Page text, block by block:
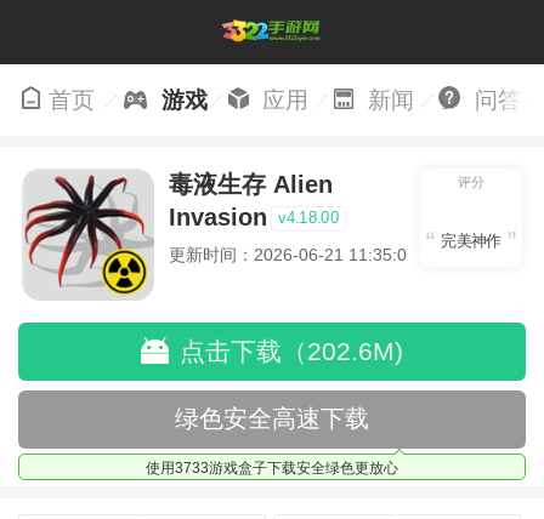
首页 游戏 应用 新闻 问答
毒液生存 Alien
Invasion
v4.18.00
更新时间：2026-06-21 11:35:01
评分
完美神作
点击下载（202.6M)
绿色安全高速下载
使用3733游戏盒子下载安全绿色更放心